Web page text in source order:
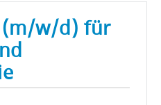
(m/w/d) für